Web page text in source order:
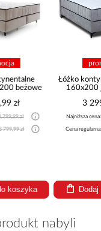
beżowe
zł
799,99 zł
799,99 zł
koszyka
Łóżko
160x200
3
Najniższa
Cena
nabyli